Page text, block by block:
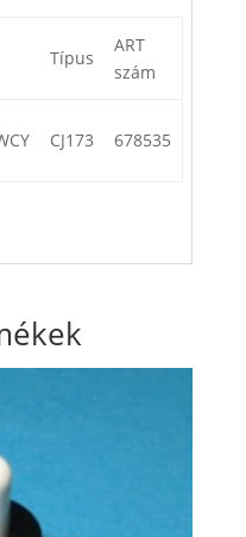
Típus
ART
szám
CJ173 678535